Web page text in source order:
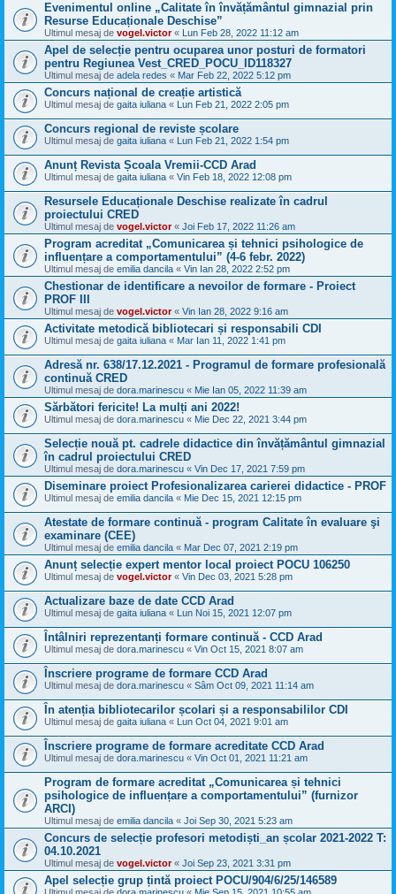
Evenimentul online „Calitate în învățământul gimnazial prin
Resurse Educaționale Deschise”
Ultimul mesaj de vogel.victor« Lun Feb 28, 2022 11:12 am
Apel de selecție pentru ocuparea unor posturi de formatori
pentru Regiunea Vest_CRED_POCU_ID118327
Ultimul mesaj de adela redes « Mar Feb 22, 2022 5:12 pm
Concurs național de creație artistică
Ultimul mesaj de gaita iuliana « Lun Feb 21, 2022 2:05 pm
Concurs regional de reviste școlare
Ultimul mesaj de gaita iuliana « Lun Feb 21, 2022 1:54 pm
Anunț Revista Școala Vremii-CCD Arad
Ultimul mesaj de gaita iuliana « Vin Feb 18, 2022 12:08 pm
Resursele Educaționale Deschise realizate în cadrul
proiectului CRED
Ultimul mesaj de vogel.victor« Joi Feb 17, 2022 11:26 am
Program acreditat „Comunicarea și tehnici psihologice de
influențare a comportamentului” (4-6 febr. 2022)
Ultimul mesaj de emilia dancila « Vin Ian 28, 2022 2:52 pm
Chestionar de identificare a nevoilor de formare - Proiect
PROF III
Ultimul mesaj de vogel.victor« Vin Ian 28, 2022 9:16 am
Activitate metodică bibliotecari și responsabili CDI
Ultimul mesaj de gaita iuliana « Mar Ian 11, 2022 1:41 pm
Adresă nr. 638/17.12.2021 - Programul de formare profesională
continuă CRED
Ultimul mesaj de dora.marinescu « Mie Ian 05, 2022 11:39 am
Sărbători fericite! La mulți ani 2022!
Ultimul mesaj de dora.marinescu « Mie Dec 22, 2021 3:44 pm
Selecție nouă pt. cadrele didactice din învățământul gimnazial
în cadrul proiectului CRED
Ultimul mesaj de dora.marinescu « Vin Dec 17, 2021 7:59 pm
Diseminare proiect Profesionalizarea carierei didactice - PROF
Ultimul mesaj de emilia dancila « Mie Dec 15, 2021 12:15 pm
Atestate de formare continuă - program Calitate în evaluare şi
examinare (CEE)
Ultimul mesaj de emilia dancila « Mar Dec 07, 2021 2:19 pm
Anunț selecție expert mentor local proiect POCU 106250
Ultimul mesaj de vogel.victor« Vin Dec 03, 2021 5:28 pm
Actualizare baze de date CCD Arad
Ultimul mesaj de gaita iuliana « Lun Noi 15, 2021 12:07 pm
Întâlniri reprezentanți formare continuă - CCD Arad
Ultimul mesaj de dora.marinescu « Vin Oct 15, 2021 8:07 am
Înscriere programe de formare CCD Arad
Ultimul mesaj de dora.marinescu « Sâm Oct 09, 2021 11:14 am
În atenția bibliotecarilor școlari și a responsabililor CDI
Ultimul mesaj de gaita iuliana « Lun Oct 04, 2021 9:01 am
Înscriere programe de formare acreditate CCD Arad
Ultimul mesaj de dora.marinescu « Vin Oct 01, 2021 11:21 am
Program de formare acreditat „Comunicarea și tehnici
psihologice de influențare a comportamentului” (furnizor
ARCI)
Ultimul mesaj de emilia dancila « Joi Sep 30, 2021 5:23 am
Concurs de selecție profesori metodiști_an școlar 2021-2022 T:
04.10.2021
Ultimul mesaj de vogel.victor« Joi Sep 23, 2021 3:31 pm
Apel selecție grup țintă proiect POCU/904/6/25/146589